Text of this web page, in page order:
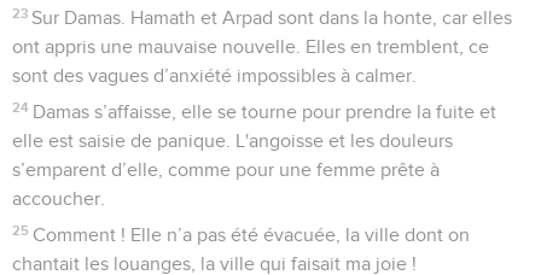
23 Sur Damas. Hamath et Arpad sont dans la honte, car elles
ont appris une mauvaise nouvelle. Elles en tremblent, ce
sont des vagues d’anxiété impossibles à calmer.
24 Damas s’affaisse, elle se tourne pour prendre la fuite et
elle est saisie de panique. L'angoisse et les douleurs
s’emparent d’elle, comme pour une femme prête à
accoucher.
25 Comment ! Elle n’a pas été évacuée, la ville dont on
chantait les louanges, la ville qui faisait ma joie !